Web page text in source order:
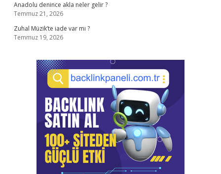
Anadolu denince akla neler gelir ?
Temmuz 21, 2026
Zuhal Müzik’te iade var mı ?
Temmuz 19, 2026